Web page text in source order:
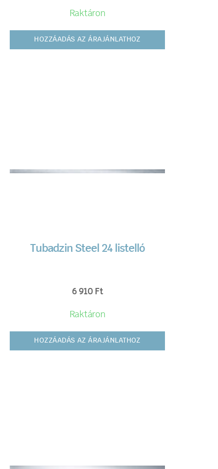
Raktáron
HOZZÁADÁS AZ ÁRAJÁNLATHOZ
Tubadzin Steel 24 listelló
6 910 Ft
Raktáron
HOZZÁADÁS AZ ÁRAJÁNLATHOZ